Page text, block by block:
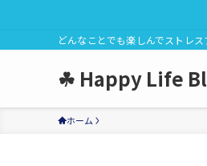
どんなことでも楽しんでストレ
☘ Happy Life
ホーム